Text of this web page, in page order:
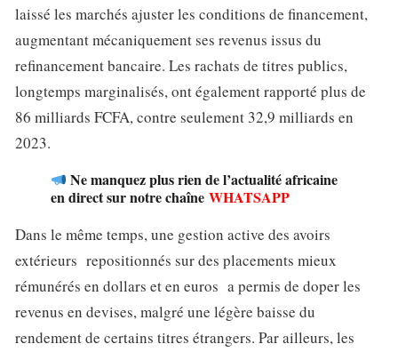
laissé les marchés ajuster les conditions de financement,
augmentant mécaniquement ses revenus issus du
refinancement bancaire. Les rachats de titres publics,
longtemps marginalisés, ont également rapporté plus de
86 milliards FCFA, contre seulement 32,9 milliards en
2023.
Ne manquez plus rien de l’actualité africaine
en direct sur notre chaîne WHATSAPP
Dans le même temps, une gestion active des avoirs
extérieurs repositionnés sur des placements mieux
rémunérés en dollars et en euros a permis de doper les
revenus en devises, malgré une légère baisse du
rendement de certains titres étrangers. Par ailleurs, les